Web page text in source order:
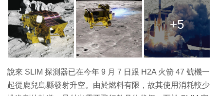
+5
說來 SLIM 探測器已在今年 9 月 7 日跟 H2A 火箭 47 號機一
起從鹿兒島縣發射升空。由於燃料有限，故其使用消耗較少